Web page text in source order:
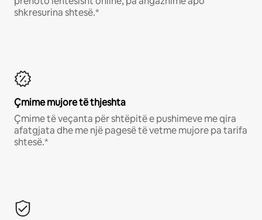
shkresurina shtesë.*
Çmime mujore të thjeshta
Çmime të veçanta për shtëpitë e pushimeve me qira
afatgjata dhe me një pagesë të vetme mujore pa tarifa
shtesë.*